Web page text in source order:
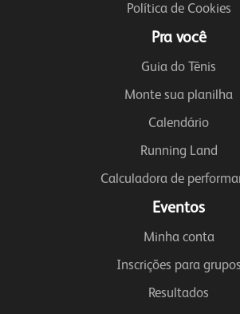
Política de Cookies
Pra você
Guia do Tênis
Monte sua planilha
Calendário
Running Land
Calculadora de
Eventos
Minha conta
Inscrições para grupos
Resultados